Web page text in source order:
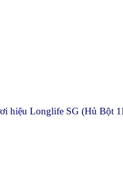
hiệu Longlife SG (Hủ Bột